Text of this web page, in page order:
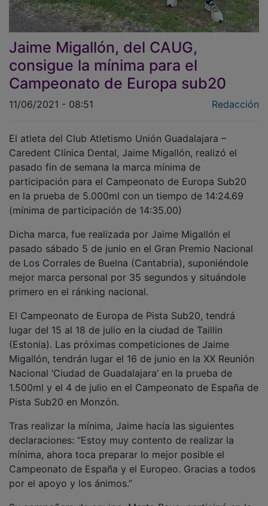
Jaime Migallón, del CAUG,
consigue la mínima para el
Campeonato de Europa sub20
11/06/2021 - 08:51
Caredent Clínica Dental, Jaime Migallón, realizó el
pasado fin de semana la marca mínima de
participación para el Campeonato de Europa Sub20
en la prueba de 5.000ml con un tiempo de 14:24.69
(mínima de participación de 14:35.00)
pasado sábado 5 de junio en el Gran Premio Nacional
de Los Corrales de Buelna (Cantabria), suponiéndole
mejor marca personal por 35 segundos y situándole
primero en el ránking nacional.
lugar del 15 al 18 de julio en la ciudad de Taillin
(Estonia). Las próximas competiciones de Jaime
Migallón, tendrán lugar el 16 de junio en la XX Reunión
Nacional ‘Ciudad de Guadalajara’ en la prueba de
1.500ml y el 4 de julio en el Campeonato de España de
Pista Sub20 en Monzón.
declaraciones: “Estoy muy contento de realizar la
mínima, ahora toca preparar lo mejor posible el
Campeonato de España y el Europeo. Gracias a todos
por el apoyo y los ánimos.”